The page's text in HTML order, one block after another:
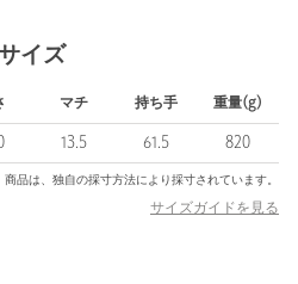
BROWN
ーのHee Jin Kang （ヒージン カ
イズ
マチ 持ち手 重量(g)
13.5 61.5 820
商品は、独自の採寸方法により採寸されています。
サイズガイドを見る